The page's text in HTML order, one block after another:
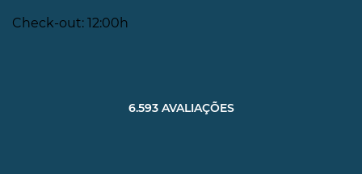
Check-out: 12:00h
6.593 AVALIAÇÕES